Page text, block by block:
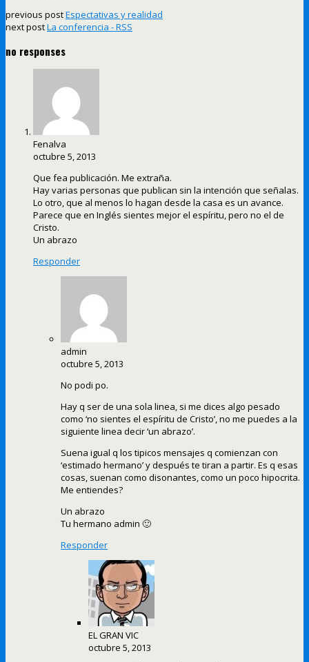
previous postEspectativas y realidad
next postLa conferencia - RSS
no responses
Fenalva
octubre 5, 2013
Que fea publicación. Me extraña.
Hay varias personas que publican sin la intención que señalas.
Lo otro, que al menos lo hagan desde la casa es un avance.
Parece que en Inglés sientes mejor el espíritu, pero no el de
Cristo.
Un abrazo
Responder
admin
octubre 5, 2013
No podi po.
Hay q ser de una sola linea, si me dices algo pesado
como ‘no sientes el espíritu de Cristo’, no me puedes a la
siguiente linea decir ‘un abrazo’.
Suena igual q los tipicos mensajes q comienzan con
‘estimado hermano’ y después te tiran a partir. Es q esas
cosas, suenan como disonantes, como un poco hipocrita.
Me entiendes?
Un abrazo
Tu hermano admin 🙂
Responder
EL GRAN VIC
octubre 5, 2013